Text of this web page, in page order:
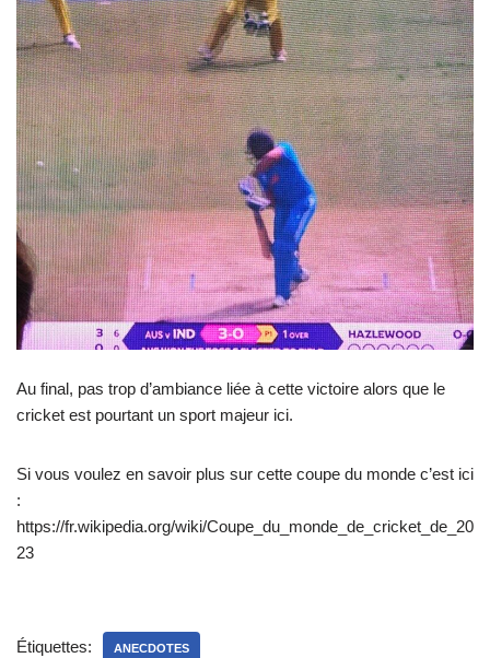
Au final, pas trop d’ambiance liée à cette victoire alors que le
cricket est pourtant un sport majeur ici.
Si vous voulez en savoir plus sur cette coupe du monde c’est ici
:
https://fr.wikipedia.org/wiki/Coupe_du_monde_de_cricket_de_20
23
Étiquettes: ANECDOTES